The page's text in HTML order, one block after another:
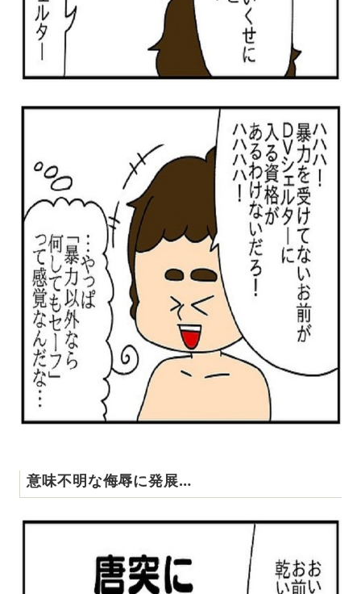
意味不明な侮辱に発展…